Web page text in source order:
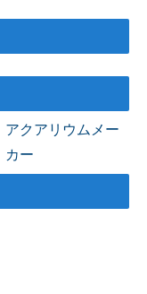
アクアリウムメー
カー